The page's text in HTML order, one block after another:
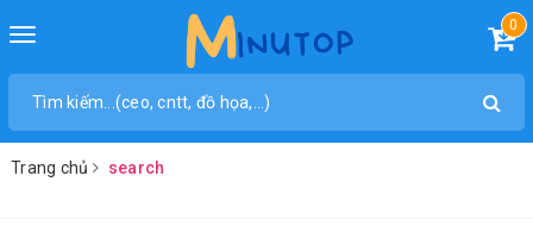
Toggle
0
Trang chủ search